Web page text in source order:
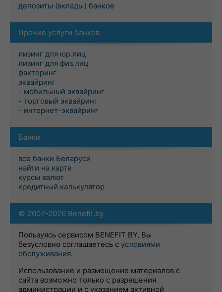
депозиты (вклады) банков
Прочие услуги банков
лизинг для юр.лиц
лизинг для физ.лиц
факторинг
эквайринг
- мобильный эквайринг
- торговый эквайринг
- интернет-эквайринг
Банки
все банки Беларуси
найти на карте
курсы валют
кредитный калькулятор
© 2007-2026 Benefit.by
Пользуясь сервисом BENEFIT BY, Вы
безусловно соглашаетесь с условиями
обслуживания.
Использование и размещение материалов с
сайта возможно только с разрешения
администрации и с указанием активной